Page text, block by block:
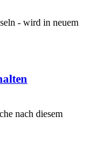
- wird in neuem
nach diesem